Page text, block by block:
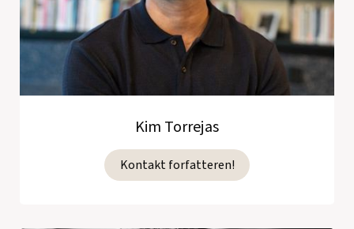
Kim Torrejas
Kontakt forfatteren!